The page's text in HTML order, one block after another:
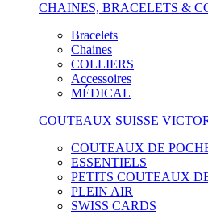
CHAINES, BRACELETS &
Bracelets
Chaines
COLLIERS
Accessoires
MÉDICAL
COUTEAUX SUISSE
COUTEAUX DE
ESSENTIELS
PETITS COUTEAUX
PLEIN AIR
SWISS CARDS